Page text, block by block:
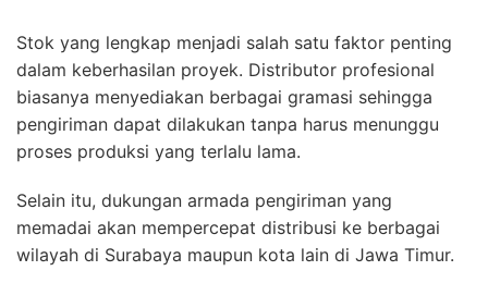
Stok yang lengkap menjadi salah satu faktor penting
dalam keberhasilan proyek. Distributor profesional
biasanya menyediakan berbagai gramasi sehingga
pengiriman dapat dilakukan tanpa harus menunggu
proses produksi yang terlalu lama.
Selain itu, dukungan armada pengiriman yang
memadai akan mempercepat distribusi ke berbagai
wilayah di Surabaya maupun kota lain di Jawa Timur.